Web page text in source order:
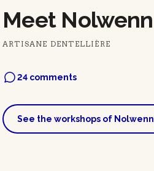
Meet Nolwenn
ARTISANE DENTELLIÈRE
24 comments
See the workshops of Nolwenn